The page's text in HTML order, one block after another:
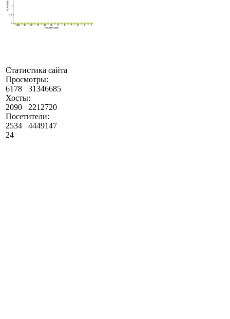
Статистика сайта
Просмотры:
6178
31346685
Хосты:
2090
2212720
Посетители:
2534
4449147
24